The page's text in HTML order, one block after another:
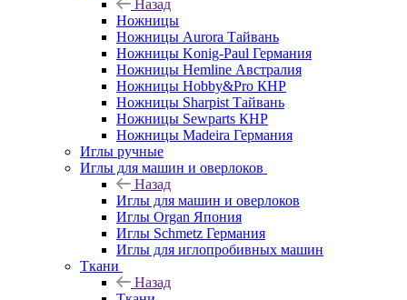
Назад
Ножницы
Ножницы Aurora Тайвань
Ножницы Konig-Paul Германия
Ножницы Hemline Австралия
Ножницы Hobby&Pro КНР
Ножницы Sharpist Тайвань
Ножницы Sewparts КНР
Ножницы Madeira Германия
Иглы ручные
Иглы для машин и оверлоков
Назад
Иглы для машин и оверлоков
Иглы Organ Япония
Иглы Schmetz Германия
Иглы для иглопробивных машин
Ткани
Назад